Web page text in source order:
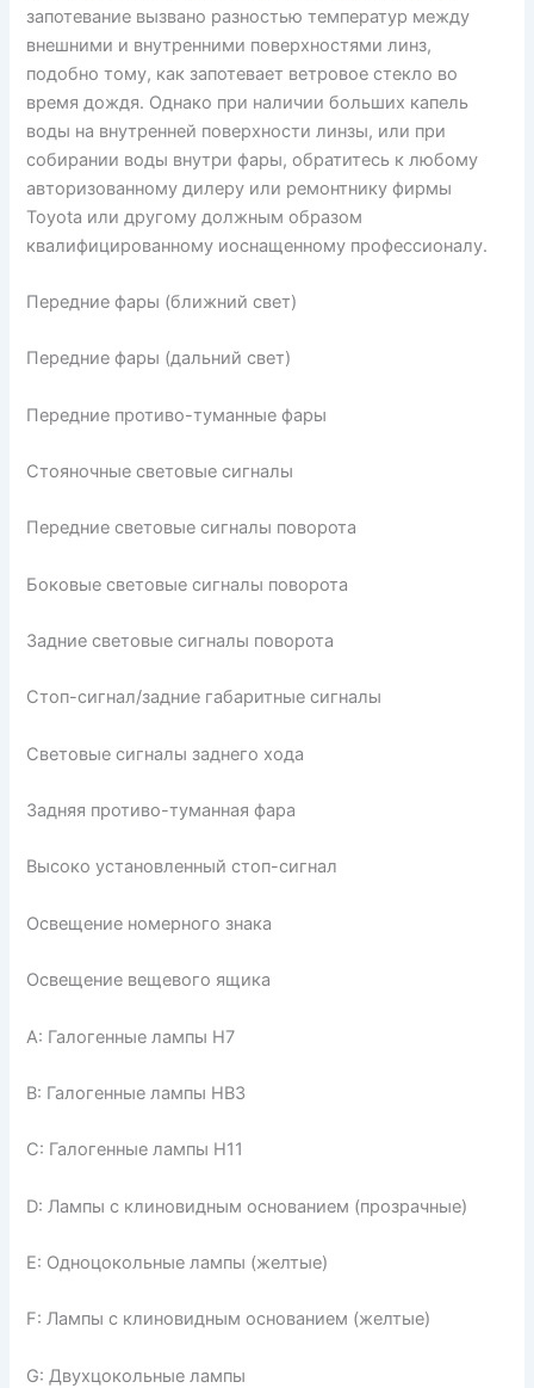
запотевание вызвано разностью температур между
внешними и внутренними поверхностями линз,
подобно тому, как запотевает ветровое стекло во
время дождя. Однако при наличии больших капель
воды на внутренней поверхности линзы, или при
собирании воды внутри фары, обратитесь к любому
авторизованному дилеру или ремонтнику фирмы
Toyota или другому должным образом
квалифицированному иоснащенному профессионалу.
Передние фары (ближний свет)
Передние фары (дальний свет)
Передние противо-туманные фары
Стояночные световые сигналы
Передние световые сигналы поворота
Боковые световые сигналы поворота
Задние световые сигналы поворота
Стоп-сигнал/задние габаритные сигналы
Световые сигналы заднего хода
Задняя противо-туманная фара
Высоко установленный стоп-сигнал
Освещение номерного знака
Освещение вещевого ящика
А: Галогенные лампы Н7
В: Галогенные лампы НВЗ
С: Галогенные лампы Н11
D: Лампы с клиновидным основанием (прозрачные)
Е: Одноцокольные лампы (желтые)
F: Лампы с клиновидным основанием (желтые)
G: Двухцокольные лампы